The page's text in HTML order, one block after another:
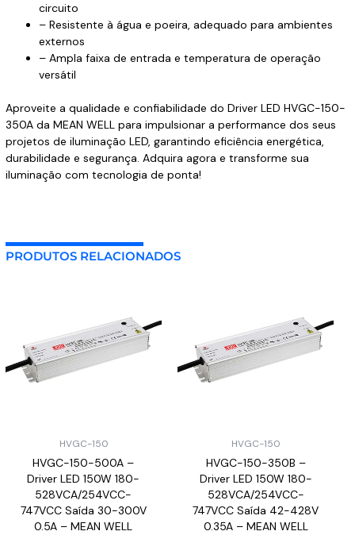
circuito
– Resistente à água e poeira, adequado para ambientes
externos
– Ampla faixa de entrada e temperatura de operação
versátil
Aproveite a qualidade e confiabilidade do Driver LED HVGC-150-
350A da MEAN WELL para impulsionar a performance dos seus
projetos de iluminação LED, garantindo eficiência energética,
durabilidade e segurança. Adquira agora e transforme sua
iluminação com tecnologia de ponta!
PRODUTOS RELACIONADOS
HVGC-150
HVGC-150-500A –
Driver LED 150W 180-
528VCA/254VCC-
747VCC Saída 30-300V
0.5A – MEAN WELL
HVGC-150
HVGC-150-350B –
Driver LED 150W 180-
528VCA/254VCC-
747VCC Saída 42-428V
0.35A – MEAN WELL